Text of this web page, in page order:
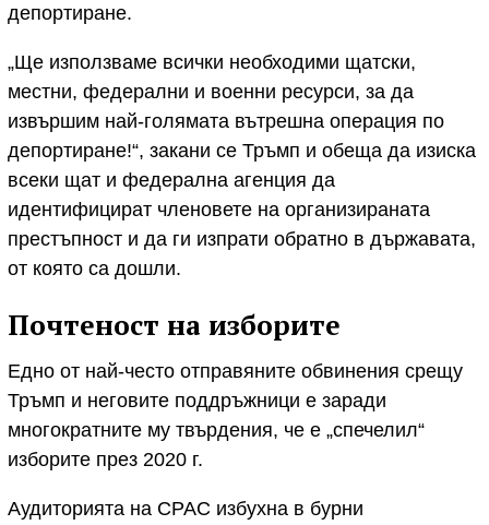
депортиране.
„Ще използваме всички необходими щатски,
местни, федерални и военни ресурси, за да
извършим най-голямата вътрешна операция по
депортиране!“, закани се Тръмп и обеща да изиска
всеки щат и федерална агенция да
идентифицират членовете на организираната
престъпност и да ги изпрати обратно в държавата,
от която са дошли.
Почтеност на изборите
Едно от най-често отправяните обвинения срещу
Тръмп и неговите поддръжници е заради
многократните му твърдения, че е „спечелил“
изборите през 2020 г.
Аудиторията на CPAC избухна в бурни